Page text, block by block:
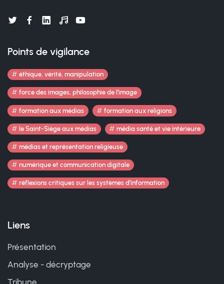
Points de vigilance
éthique, vérité, manipulation
force des images, philosophie de l’image
formation aux médias formation aux religions
le Saint-Siège aux médias média santé et vie intérieure
médias et représentation religieuse
numérique et communication digitale
réflexions critiques sur les systèmes d’information
Liens
Présentation
Analyse - décryptage
Tribune